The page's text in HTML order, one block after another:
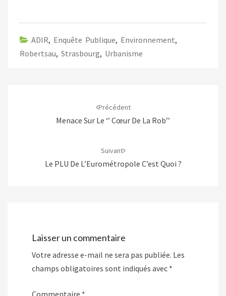
ADIR, Enquête Publique, Environnement,
Robertsau, Strasbourg, Urbanisme
Précédent
Menace Sur Le ‘’ Cœur De La Rob’’
Suivant
Le PLU De L’Eurométropole C’est Quoi ?
Laisser un commentaire
Votre adresse e-mail ne sera pas publiée. Les
champs obligatoires sont indiqués avec *